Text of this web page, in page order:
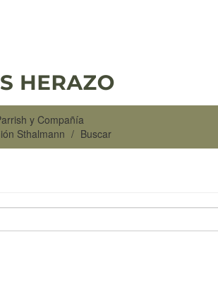
y Compañía
Sthalmann
Buscar